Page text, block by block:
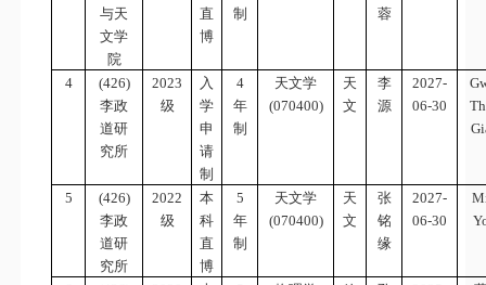
与天
文学
院
直
博
制
蓉
4
(426)
李政
道研
究所
2023
级
入
学
申
请
制
4
年
制
天文学
(070400)
天
文
李
源
2027-
06-30
5
(426)
李政
道研
究所
2022
级
本
科
直
博
5
年
制
天文学
(070400)
天
文
张
铭
缘
2027-
06-30